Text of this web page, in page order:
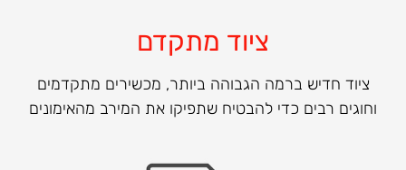
ציוד מתקדם
ציוד חדיש ברמה הגבוהה ביותר, מכשירים מתקדמים
וחוגים רבים כדי להבטיח שתפיקו את המירב מהאימונים